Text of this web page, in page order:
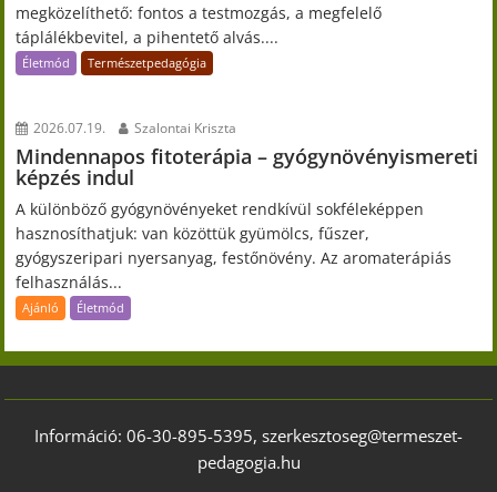
megközelíthető: fontos a testmozgás, a megfelelő
táplálékbevitel, a pihentető alvás....
Életmód Természetpedagógia
2026.07.19. Szalontai Kriszta
Mindennapos fitoterápia – gyógynövényismereti
képzés indul
A különböző gyógynövényeket rendkívül sokféleképpen
hasznosíthatjuk: van közöttük gyümölcs, fűszer,
gyógyszeripari nyersanyag, festőnövény. Az aromaterápiás
felhasználás...
Ajánló Életmód
Információ: 06-30-895-5395, szerkesztoseg@termeszet-
pedagogia.hu